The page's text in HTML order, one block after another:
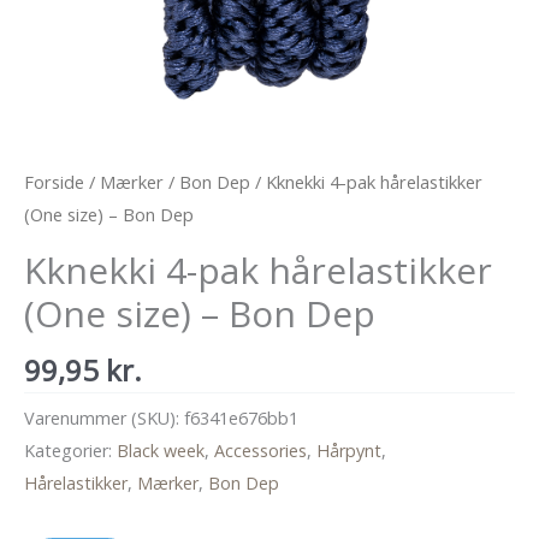
Forside / Mærker / Bon Dep / Kknekki 4-pak hårelastikker
(One size) – Bon Dep
Kknekki 4-pak hårelastikker
(One size) – Bon Dep
99,95 kr.
Varenummer (SKU): f6341e676bb1
Kategorier: Black week, Accessories, Hårpynt,
Hårelastikker, Mærker, Bon Dep